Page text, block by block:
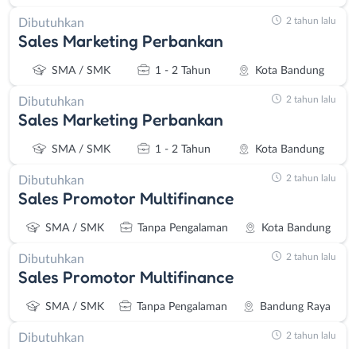
Dibutuhkan
Sales Marketing Perbankan
SMA / SMK 1 - 2 Tahun Kota Bandung
2 tahun lalu
Dibutuhkan
Sales Marketing Perbankan
SMA / SMK 1 - 2 Tahun Kota Bandung
2 tahun lalu
Dibutuhkan
Sales Promotor Multifinance
SMA / SMK Tanpa Pengalaman Kota Bandung
2 tahun lalu
Dibutuhkan
Sales Promotor Multifinance
SMA / SMK Tanpa Pengalaman Bandung Raya
2 tahun lalu
Dibutuhkan 2 tahun lalu